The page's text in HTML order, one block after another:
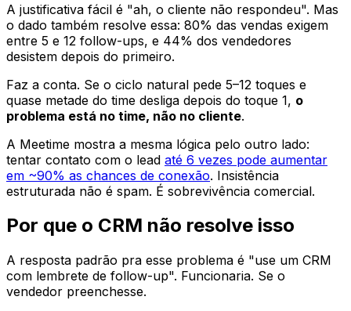
A justificativa fácil é "ah, o cliente não respondeu". Mas
o dado também resolve essa: 80% das vendas exigem
entre 5 e 12 follow-ups, e 44% dos vendedores
desistem depois do primeiro.
Faz a conta. Se o ciclo natural pede 5–12 toques e
quase metade do time desliga depois do toque 1, o
problema está no time, não no cliente.
A Meetime mostra a mesma lógica pelo outro lado:
tentar contato com o lead até 6 vezes pode aumentar
em ~90% as chances de conexão. Insistência
estruturada não é spam. É sobrevivência comercial.
Por que o CRM não resolve isso
A resposta padrão pra esse problema é "use um CRM
com lembrete de follow-up". Funcionaria. Se o
vendedor preenchesse.